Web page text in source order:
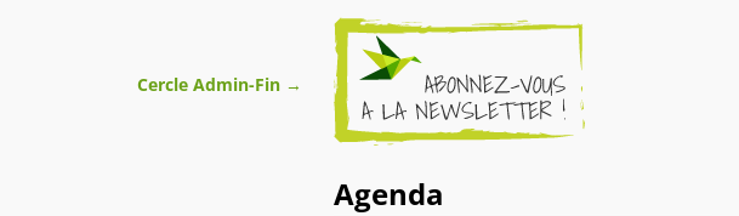
Cercle Admin-Fin →
Agenda